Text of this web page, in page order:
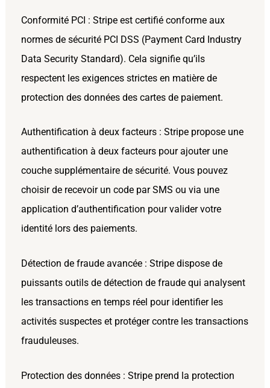
Conformité PCI : Stripe est certifié conforme aux
normes de sécurité PCI DSS (Payment Card Industry
Data Security Standard). Cela signifie qu’ils
respectent les exigences strictes en matière de
protection des données des cartes de paiement.
Authentification à deux facteurs : Stripe propose une
authentification à deux facteurs pour ajouter une
couche supplémentaire de sécurité. Vous pouvez
choisir de recevoir un code par SMS ou via une
application d’authentification pour valider votre
identité lors des paiements.
Détection de fraude avancée : Stripe dispose de
puissants outils de détection de fraude qui analysent
les transactions en temps réel pour identifier les
activités suspectes et protéger contre les transactions
frauduleuses.
Protection des données : Stripe prend la protection